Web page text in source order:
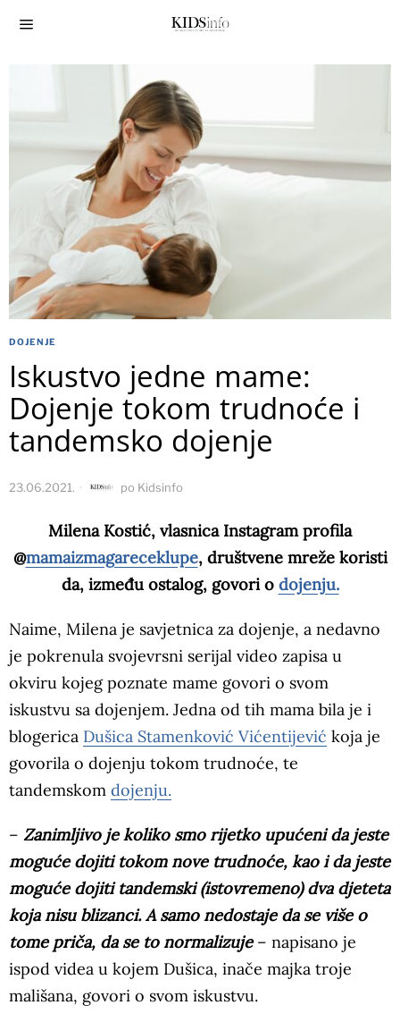
DOJENJE
Iskustvo jedne mame:
Dojenje tokom trudnoće i
tandemsko dojenje
23.06.2021. po Kidsinfo
Milena Kostić, vlasnica Instagram profila
@mamaizmagareceklupe, društvene mreže koristi
da, između ostalog, govori o dojenju.
Naime, Milena je savjetnica za dojenje, a nedavno
je pokrenula svojevrsni serijal video zapisa u
okviru kojeg poznate mame govori o svom
iskustvu sa dojenjem. Jedna od tih mama bila je i
blogerica Dušica Stamenković Vićentijević koja je
govorila o dojenju tokom trudnoće, te
tandemskom dojenju.
– Zanimljivo je koliko smo rijetko upućeni da jeste
moguće dojiti tokom nove trudnoće, kao i da jeste
moguće dojiti tandemski (istovremeno) dva djeteta
koja nisu blizanci. A samo nedostaje da se više o
tome priča, da se to normalizuje– napisano je
ispod videa u kojem Dušica, inače majka troje
mališana, govori o svom iskustvu.